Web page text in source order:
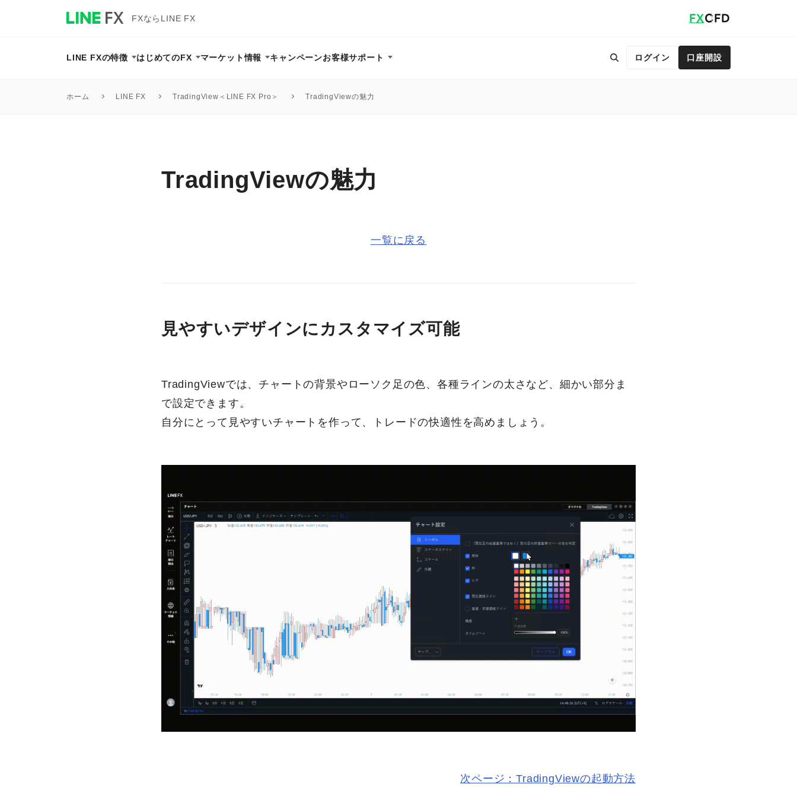
FXならLINE FX FXCFD
LINE FXの特徴 はじめてのFX マーケット情報 キャンペーンお客様サポート ログイン 口座開設
ホーム LINE FX TradingView＜LINE FX Pro＞ TradingViewの魅力
TradingViewの魅力
一覧に戻る
見やすいデザインにカスタマイズ可能
TradingViewでは、チャートの背景やローソク足の色、各種ラインの太さなど、細かい部分ま
で設定できます。
自分にとって見やすいチャートを作って、トレードの快適性を高めましょう。
次ページ：TradingViewの起動方法